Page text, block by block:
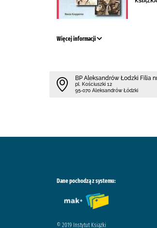
Więcej informacji
BP Aleksandrów Łodzki Filia
pl. Kościuszki 12
95-070 Aleksandrów Łódzki
Dane pochodzą z systemu:
© 2019 Instytut Książki